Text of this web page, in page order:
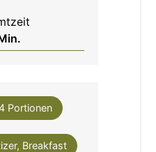
Portionen
Breakfast